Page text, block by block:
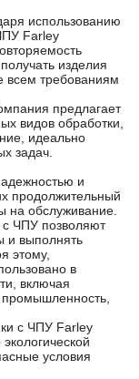
использованию
Farley
изделия
всем требованиям
предлагает
видов обработки,
идеально
задач.
и
продолжительный
на обслуживание.
с ЧПУ позволяют
и выполнять
этому,
в
включая
с ЧПУ Farley
условия